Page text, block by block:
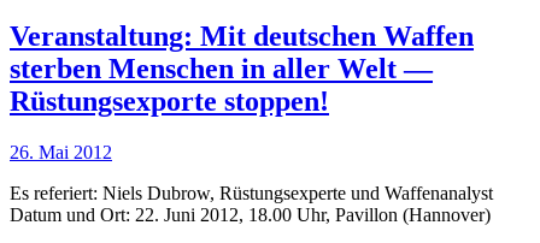
Veranstaltung: Mit deutschen Waffen
sterben Menschen in aller Welt —
Rüstungsexporte stoppen!
26. Mai 2012
Es referiert: Niels Dubrow, Rüstungsexperte und Waffenanalyst
Datum und Ort: 22. Juni 2012, 18.00 Uhr, Pavillon (Hannover)